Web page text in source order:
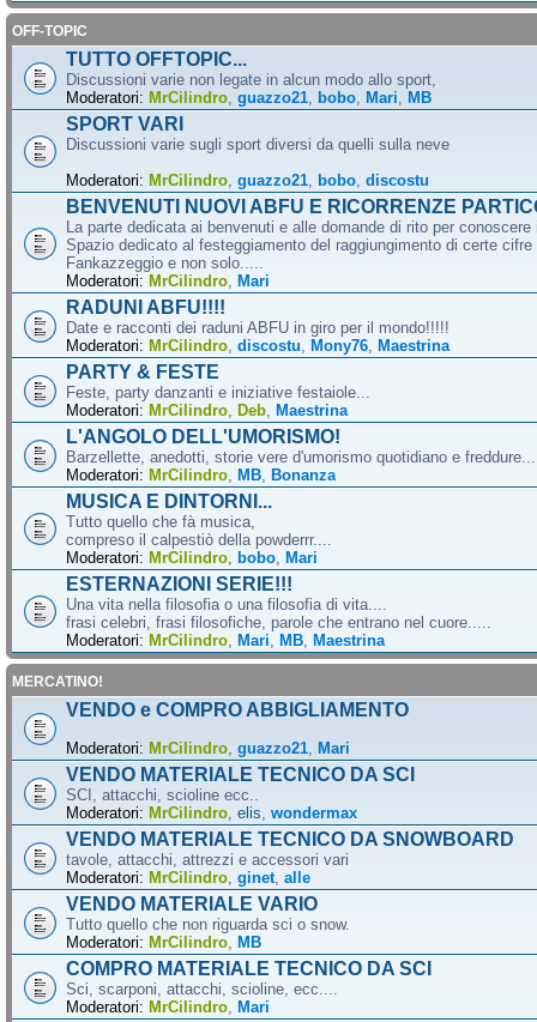
OFF-TOPIC
TUTTO OFFTOPIC...
Discussioni varie non legate in alcun modo allo sport,
Moderatori: MrCilindro guazzo21 bobo Mari MB
SPORT VARI
Discussioni varie sugli sport diversi da quelli sulla neve
Moderatori: MrCilindro guazzo21 bobo discostu
BENVENUTI NUOVI ABFU E RICORRENZE
La parte dedicata ai benvenuti e alle domande di rito per
Spazio dedicato al festeggiamento del raggiungimento di certe cifre
Fankazzeggio e non solo.....
Moderatori: MrCilindro Mari
RADUNI ABFU!!!!
Date e racconti dei raduni ABFU in giro per il mondo!!!!!
Moderatori: MrCilindro discostu Mony76 Maestrina
PARTY & FESTE
Feste, party danzanti e iniziative festaiole...
Moderatori: MrCilindro Deb Maestrina
L'ANGOLO DELL'UMORISMO!
Barzellette, anedotti, storie vere d'umorismo quotidiano e
Moderatori: MrCilindro MB Bonanza
MUSICA E DINTORNI...
Tutto quello che fà musica,
compreso il calpestiò della powderrr....
Moderatori: MrCilindro bobo Mari
ESTERNAZIONI SERIE!!!
Una vita nella filosofia o una filosofia di vita....
frasi celebri, frasi filosofiche, parole che entrano nel cuore.....
Moderatori: MrCilindro Mari MB Maestrina
MERCATINO!
VENDO e COMPRO ABBIGLIAMENTO
Moderatori: MrCilindro guazzo21 Mari
VENDO MATERIALE TECNICO DA SCI
SCI, attacchi, scioline ecc..
Moderatori: MrCilindro elis wondermax
VENDO MATERIALE TECNICO DA SNOWBOARD
tavole, attacchi, attrezzi e accessori vari
Moderatori: MrCilindro ginet alle
VENDO MATERIALE VARIO
Tutto quello che non riguarda sci o snow.
Moderatori: MrCilindro MB
COMPRO MATERIALE TECNICO DA SCI
Sci, scarponi, attacchi, scioline, ecc....
Moderatori: MrCilindro Mari